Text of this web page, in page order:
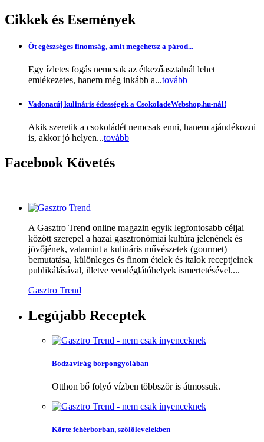
Cikkek és Események
Öt egészséges finomság, amit megehetsz a párod...
Egy ízletes fogás nemcsak az étkezőasztalnál lehet
emlékezetes, hanem még inkább a...tovább
Vadonatúj kulináris édességek a CsokoladeWebshop.hu-nál!
Akik szeretik a csokoládét nemcsak enni, hanem ajándékozni
is, akkor jó helyen...tovább
Facebook Követés
A Gasztro Trend online magazin egyik legfontosabb céljai
között szerepel a hazai gasztronómiai kultúra jelenének és
jövőjének, valamint a kulináris művészetek (gourmet)
bemutatása, különleges és finom ételek és italok receptjeinek
publikálásával, illetve vendéglátóhelyek ismertetésével....
Gasztro Trend
Legújabb Receptek
Bodzavirág borpongyolában
Otthon bő folyó vízben többször is átmossuk.
Körte fehérborban, szőlőlevelekben